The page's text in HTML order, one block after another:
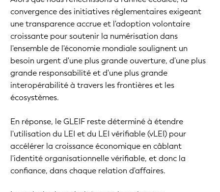
convergence des initiatives réglementaires exigeant
une transparence accrue et l'adoption volontaire
croissante pour soutenir la numérisation dans
l'ensemble de l'économie mondiale soulignent un
besoin urgent d'une plus grande ouverture, d'une plus
grande responsabilité et d'une plus grande
interopérabilité à travers les frontières et les
écosystèmes.
En réponse, le GLEIF reste déterminé à étendre
l'utilisation du LEI et du LEI vérifiable (vLEI) pour
accélérer la croissance économique en câblant
l'identité organisationnelle vérifiable, et donc la
confiance, dans chaque relation d'affaires.